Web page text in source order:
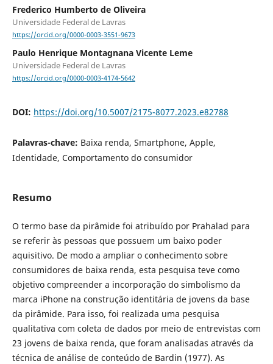
Frederico Humberto de Oliveira
Universidade Federal de Lavras
https://orcid.org/0000-0003-3551-9673
Paulo Henrique Montagnana Vicente Leme
Universidade Federal de Lavras
https://orcid.org/0000-0003-4174-5642
DOI: https://doi.org/10.5007/2175-8077.2023.e82788
Palavras-chave: Baixa renda, Smartphone, Apple,
Identidade, Comportamento do consumidor
Resumo
O termo base da pirâmide foi atribuído por Prahalad para
se referir às pessoas que possuem um baixo poder
aquisitivo. De modo a ampliar o conhecimento sobre
consumidores de baixa renda, esta pesquisa teve como
objetivo compreender a incorporação do simbolismo da
marca iPhone na construção identitária de jovens da base
da pirâmide. Para isso, foi realizada uma pesquisa
qualitativa com coleta de dados por meio de entrevistas com
23 jovens de baixa renda, que foram analisadas através da
técnica de análise de conteúdo de Bardin (1977). As